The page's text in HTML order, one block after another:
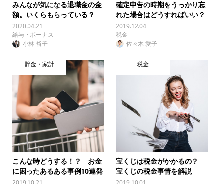
みんなが気になる退職金の金
額。いくらもらっている？
2020.04.21
給与・ボーナス
小林 裕子
確定申告の時期をうっかり忘
れた場合はどうすればいい？
2019.12.04
税金
佐々木 愛子
貯金・家計
こんな時どうする！？ お金
に困ったあるある事例10連発
税金
宝くじは税金がかかるの？
宝くじの税金事情を解説